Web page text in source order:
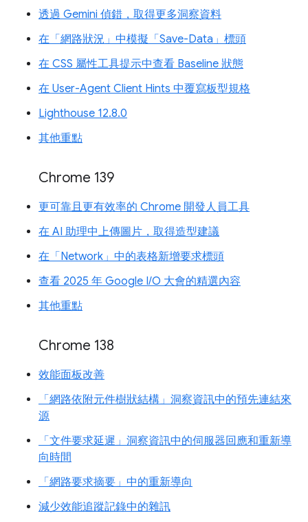
透過 Gemini 偵錯，取得更多洞察資料
在「網路狀況」中模擬「Save-Data」標頭
在 CSS 屬性工具提示中查看 Baseline 狀態
在 User-Agent Client Hints 中覆寫板型規格
Lighthouse 12.8.0
其他重點
Chrome 139
更可靠且更有效率的 Chrome 開發人員工具
在 AI 助理中上傳圖片，取得造型建議
在「Network」中的表格新增要求標頭
查看 2025 年 Google I/O 大會的精選內容
其他重點
Chrome 138
效能面板改善
「網路依附元件樹狀結構」洞察資訊中的預先連結來
源
「文件要求延遲」洞察資訊中的伺服器回應和重新導
向時間
「網路要求摘要」中的重新導向
減少效能追蹤記錄中的雜訊